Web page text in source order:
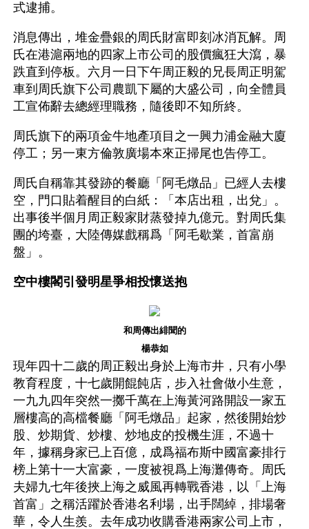
式逮捕。
消息傳出，堆金疊銀的周氏財富即刻冰消瓦解。周
氏在港滬兩地的四家上市公司的股價瘋狂大瀉，暴
跌直到停板。六月一日下午周正毅的兄長周正明駕
車到周氏旗下公司農凱下屬的大盛公司，向全體員
工宣佈辭去總經理職務，隨後即不知所終。
周氏旗下的兩項金牛地產項目之一興力浦金融大廈
停工；另一東方倫敦廣場本來正掃尾也告停工。
周氏自稱靠其發跡的餐廳「阿毛燉品」已經人去樓
空，門口貼着醒目的白紙：「本店出租，出兌」。
出事後半個月周正毅家財蒸發掉九億元。對周氏集
團的垮臺，大陸傳媒戲稱爲「阿毛歇業，首富崩
盤」。
空中樓閣引發明星爭相投懷送抱
和周傳出緋聞的
楊恭如
現年四十二歲的周正毅出身於上海市井，只有小學
教育程度，十七歲開餛飩店，步入社會做小生意，
一九九四年突然一擲千萬在上海黃河路開設一家五
層樓高的高檔餐廳「阿毛燉品」起家，然後開始炒
股、炒期貨、炒樓、炒地皮的投機生涯，不過十
年，據稱身家已上百億，成爲福布斯中國富豪排行
榜上第十一大富豪，一度被視爲上海灘傳奇。周氏
夫婦九七年後挾上海之威風再轉戰香港，以「上海
首富」之稱活躍於香港名利場，出手闊綽，排場奢
華，令人生羨。去年成功收購香港兩家公司上市，